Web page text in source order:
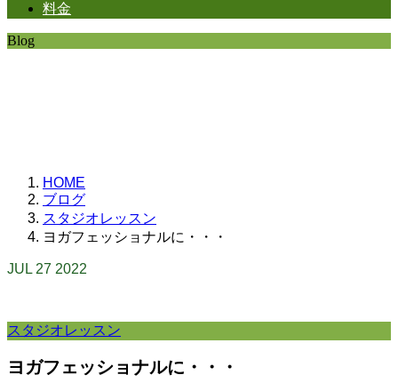
料金
Blog
HOME
ブログ
スタジオレッスン
ヨガフェッショナルに・・・
JUL 27 2022
スタジオレッスン
ヨガフェッショナルに・・・